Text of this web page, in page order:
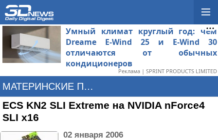
Умный климат круглый год: чем
Dreame E-Wind 25 и E-Wind 30
отличаются от обычных
кондиционеров
Реклама | SPRINT PRODUCTS LIMITED
МАТЕРИНСКИЕ ПЛАТЫ
ECS KN2 SLI Extreme на NVIDIA nForce4
SLI x16
02 января 2006